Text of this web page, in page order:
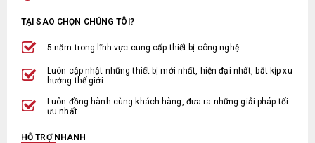
TẠI SAO CHỌN CHÚNG TÔI?
5 năm trong lĩnh vực cung cấp thiết bị công nghệ.
Luôn cập nhật những thiết bị mới nhất, hiện đại nhất, bắt kịp xu
hướng thế giới
Luôn đồng hành cùng khách hàng, đưa ra những giải pháp tối
ưu nhất
HỖ TRỢ NHANH